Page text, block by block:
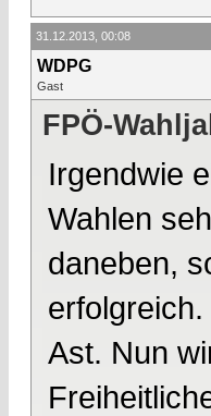
31.12.2013, 00:08
WDPG
Gast
FPÖ-
Irgendwie
Wahlen
daneben,
Ast. Nun